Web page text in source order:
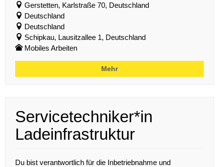
Gerstetten, Karlstraße 70, Deutschland
Deutschland
Deutschland
Schipkau, Lausitzallee 1, Deutschland
Mobiles Arbeiten
Mehr
Servicetechniker*in
Ladeinfrastruktur
Du bist verantwortlich für die Inbetriebnahme und